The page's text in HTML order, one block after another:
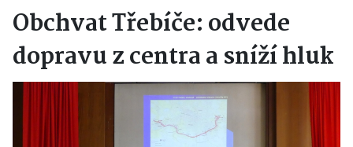
Obchvat Třebíče: odvede
dopravu z centra a sníží hluk